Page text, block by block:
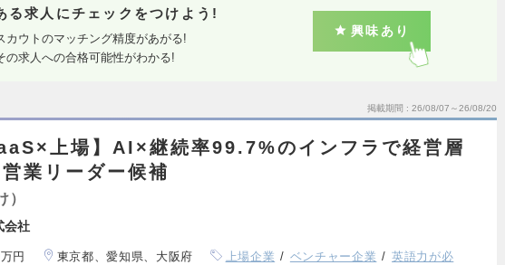
る求人にチェックをつけよう!
カウトのマッチング精度があがる!
の求人への合格可能性がわかる!
興味あり
掲載期間 26/08/07～26/08/20
上場】AI×継続率99.7%のインフラで経営層
業リーダー候補
）
会社
円 東京都、愛知県、大阪府 上場企業 ベンチャー企業
英語力が必